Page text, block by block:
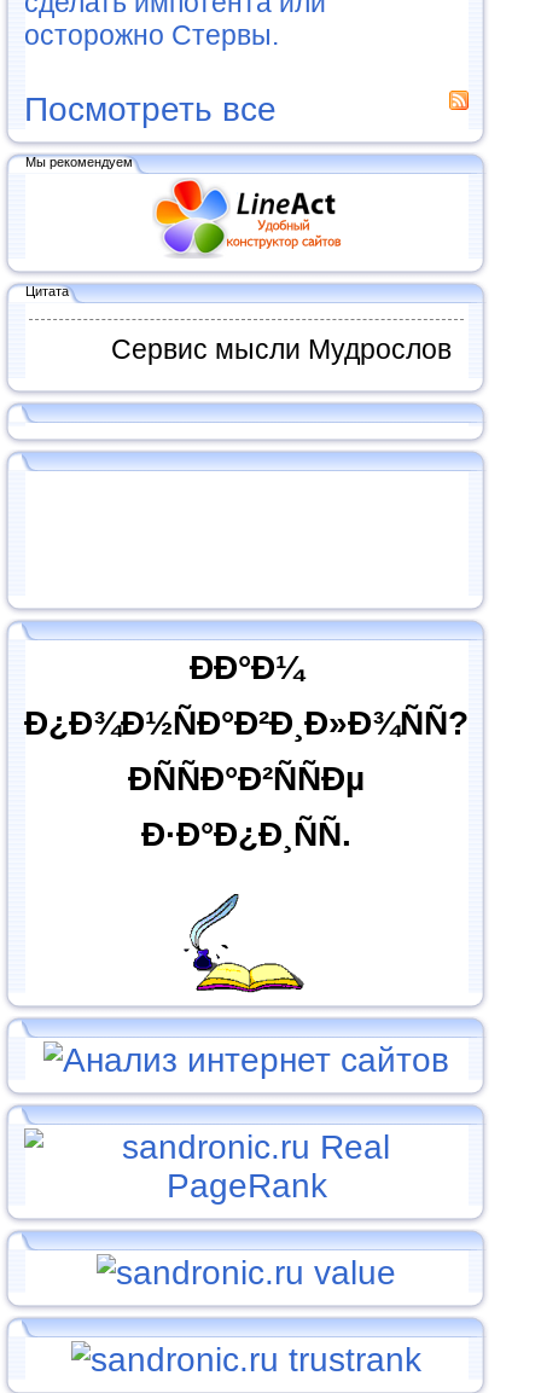
осторожно Стервы.
Посмотреть все
Мы рекомендуем
Цитата
Сервис мысли Мудрослов
ÐÐ°Ð¼
Ð¿Ð¾Ð½ÑÐ°Ð²Ð¸Ð»Ð¾ÑÑ?
ÐÑÑÐ°Ð²ÑÑÐµ
Ð·Ð°Ð¿Ð¸ÑÑ.